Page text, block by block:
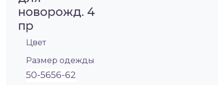
новорожд. 4
пр
Цвет
Размер одежды
50-5656-62